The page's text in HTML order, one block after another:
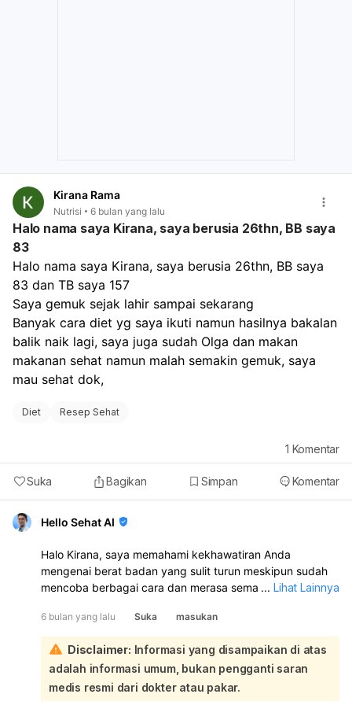
Kirana Rama
Nutrisi 6 bulan yang lalu
Halo nama saya Kirana, saya berusia 26thn, BB saya
83
Halo nama saya Kirana, saya berusia 26thn, BB saya
83 dan TB saya 157
Saya gemuk sejak lahir sampai sekarang
Banyak cara diet yg saya ikuti namun hasilnya bakalan
balik naik lagi, saya juga sudah Olga dan makan
makanan sehat namun malah semakin gemuk, saya
mau sehat dok,
Diet Resep Sehat
Suka Bagikan Simpan Komentar
1 Komentar
Hello Sehat AI
Halo Kirana, saya memahami kekhawatiran Anda
mengenai berat badan yang sulit turun meskipun sudah
mencoba berbagai cara dan merasa semakin gemuk. Ini
membuat frustrasi:
Penting untuk diingat bahwa fokus tidak hanya pada
angka di timbangan, tetapi juga pada gaya hidup sehat
secara keseluruhan. Terkadang, perubahan komposisi
tubuh (misalnya, peningkatan massa otot) bisa membuat
... Lihat Lainnya
6 bulan yang lalu Suka masukan
Disclaimer: Informasi yang disampaikan di atas
adalah informasi umum, bukan pengganti saran
medis resmi dari dokter atau pakar.